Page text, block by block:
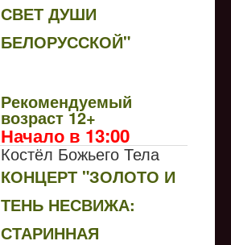
СВЕТ ДУШИ
БЕЛОРУССКОЙ"
Рекомендуемый
возраст 12+
Начало в 13:00
Костёл Божьего Тела
КОНЦЕРТ "ЗОЛОТО И
ТЕНЬ НЕСВИЖА:
СТАРИННАЯ